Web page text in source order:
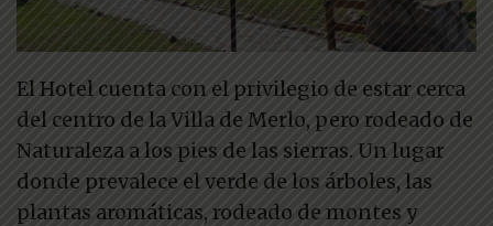
El Hotel cuenta con el privilegio de estar cerca
del centro de la Villa de Merlo, pero rodeado de
Naturaleza a los pies de las sierras. Un lugar
donde prevalece el verde de los árboles, las
plantas aromáticas, rodeado de montes y